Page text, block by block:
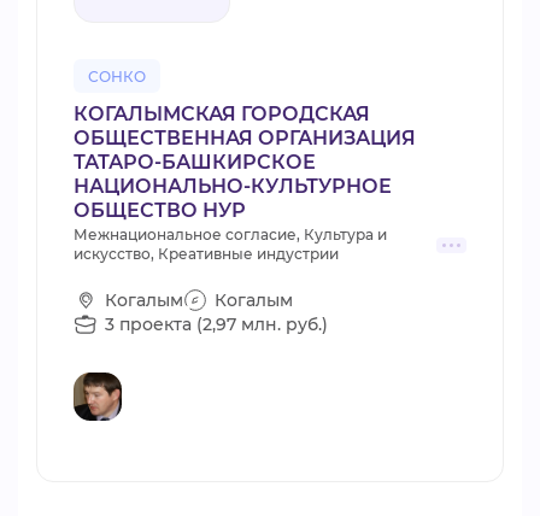
СОНКО
КОГАЛЫМСКАЯ ГОРОДСКАЯ
ОБЩЕСТВЕННАЯ ОРГАНИЗАЦИЯ
ТАТАРО-БАШКИРСКОЕ
НАЦИОНАЛЬНО-КУЛЬТУРНОЕ
ОБЩЕСТВО НУР
Межнациональное согласие, Культура и
искусство, Креативные индустрии
Когалым
Когалым
3 проекта (2,97 млн. руб.)